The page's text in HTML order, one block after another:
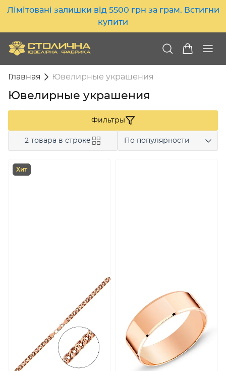
Лімітовані залишки від 5500 грн за грам. Встигни
купити
Главная Ювелирные украшения
Ювелирные украшения
Фильтры
2 товара в строке По популярности
Хит